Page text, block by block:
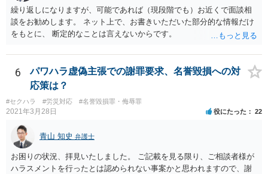
繰り返しになりますが、可能であれば（現段階でも）お近くで面談相
談をお勧めします。 ネット上で、お書きいただいた部分的な情報だけ
をもとに、 断定的なことは言えないからです。
6
パワハラ虚偽主張での謝罪要求、名誉毀損への対
応策は？
#セクハラ #労災対応 #名誉毀損罪・侮辱罪
2021年3月28日 役にたった 22
青山 知史 弁護士
お困りの状況、拝見いたしました。 ご記載を見る限り、ご相談者様が
ハラスメントを行ったとは認められない事案かと思われますので、謝